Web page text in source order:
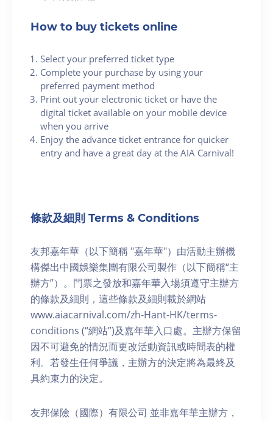
How to buy tickets online
Select your preferred ticket type
Complete your purchase by using your
preferred payment method
Print out your electronic ticket or have the
digital ticket available on your mobile device
when you arrive
Enjoy the advance ticket entrance for quicker
entry and have a great day at the AIA Carnival!
條款及細則 Terms & Conditions
友邦嘉年華（以下簡稱 "嘉年華"）由活動主辦機
構傑出中國娛樂集團有限公司製作（以下簡稱“主
辦方”）。門票之發放和嘉年華入場須遵守主辦方
的條款及細則，這些條款及細則載於網站
www.aiacarnival.com/zh-Hant-HK/terms-
conditions (“網站”)及嘉年華入口處。主辦方保留
因不可避免的情況而更改活動資訊或時間表的權
利。若發生任何爭議，主辦方的決定將為最終及
具約束力的決定。
友邦保險（國際）有限公司 並非嘉年華主辦方，